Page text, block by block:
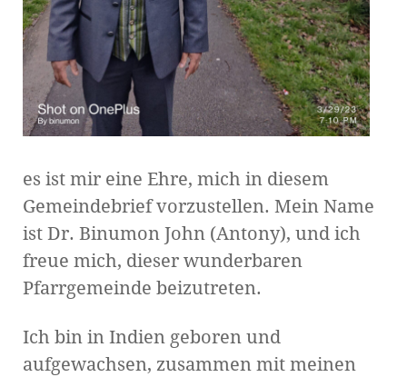
es ist mir eine Ehre, mich in diesem
Gemeindebrief vorzustellen. Mein Name
ist Dr. Binumon John (Antony), und ich
freue mich, dieser wunderbaren
Pfarrgemeinde beizutreten.
Ich bin in Indien geboren und
aufgewachsen, zusammen mit meinen